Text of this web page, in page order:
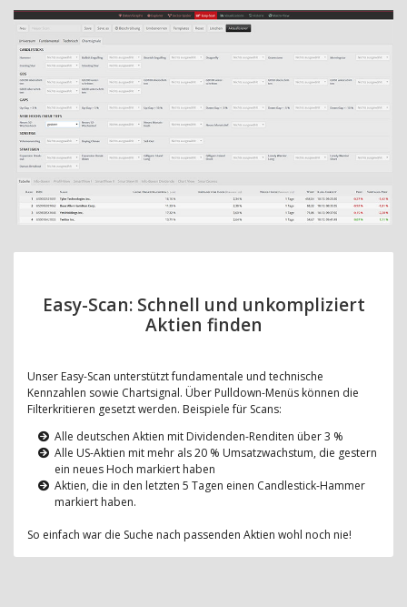
Easy-Scan: Schnell und unkompliziert
Aktien finden
Unser Easy-Scan unterstützt fundamentale und technische
Kennzahlen sowie Chartsignal. Über Pulldown-Menüs können die
Filterkritieren gesetzt werden. Beispiele für Scans:
Alle deutschen Aktien mit Dividenden-Renditen über 3 %
Alle US-Aktien mit mehr als 20 % Umsatzwachstum, die gestern
ein neues Hoch markiert haben
Aktien, die in den letzten 5 Tagen einen Candlestick-Hammer
markiert haben.
So einfach war die Suche nach passenden Aktien wohl noch nie!